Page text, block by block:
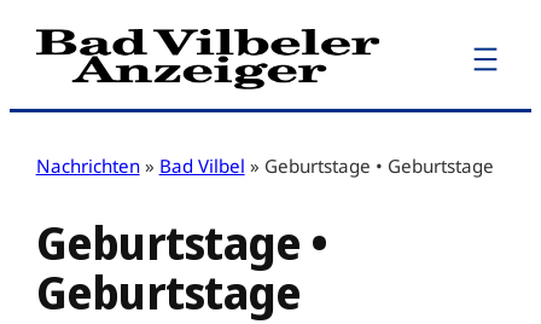
Zum
Inhalt
Nachrichten » Bad Vilbel » Geburtstage • Geburtstage
Geburtstage •
Geburtstage